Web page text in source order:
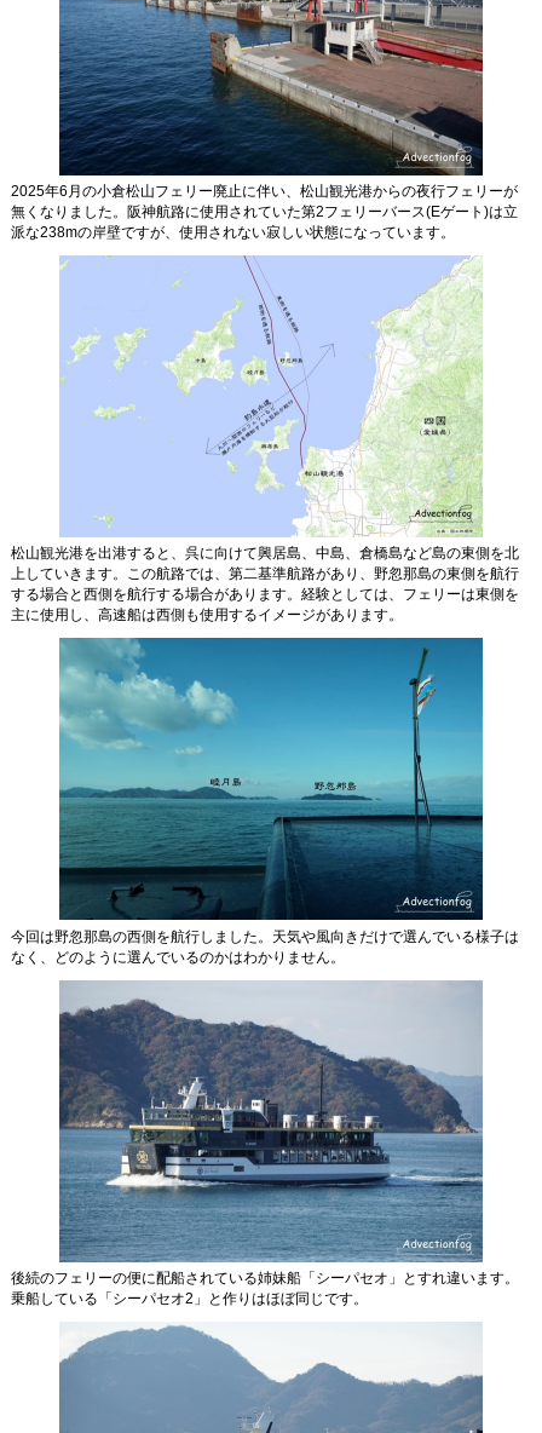
2025年6月の小倉松山フェリー廃止に伴い、松山観光港からの夜行フェリーが
無くなりました。阪神航路に使用されていた第2フェリーバース(Eゲート)は立
派な238mの岸壁ですが、使用されない寂しい状態になっています。
松山観光港を出港すると、呉に向けて興居島、中島、倉橋島など島の東側を北
上していきます。この航路では、第二基準航路があり、野忽那島の東側を航行
する場合と西側を航行する場合があります。経験としては、フェリーは東側を
主に使用し、高速船は西側も使用するイメージがあります。
今回は野忽那島の西側を航行しました。天気や風向きだけで選んでいる様子は
なく、どのように選んでいるのかはわかりません。
後続のフェリーの便に配船されている姉妹船「シーパセオ」とすれ違います。
乗船している「シーパセオ2」と作りはほぼ同じです。